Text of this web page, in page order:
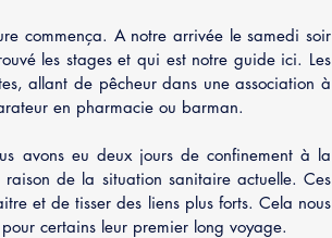
commença. A notre arrivée le samedi soir
les stages et qui est notre guide ici. Les
allant de pêcheur dans une association à
en pharmacie ou barman.
avons eu deux jours de confinement à la
de la situation sanitaire actuelle. Ces
et de tisser des liens plus forts. Cela nous
certains leur premier long voyage.